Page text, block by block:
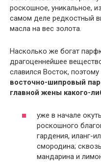
роскошное, уникальное,
самом деле редкостный
масла на вес золота.
Насколько же богат
драгоценнейшее
славился Восток, поэтому
восточно-шипровый
главной жены какого-
уже в начале
роскошного
гардения, иланг-
смородина;
мандарина и